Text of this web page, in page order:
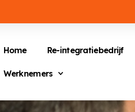
Home Re-integratiebedrijf
Werknemers